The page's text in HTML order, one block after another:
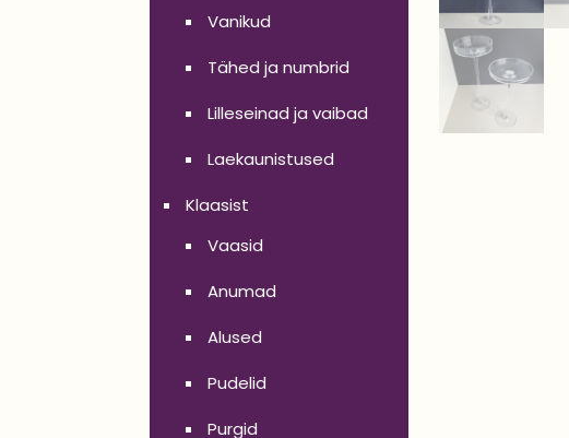
Vanikud
Tähed ja numbrid
Lilleseinad ja vaibad
Laekaunistused
Klaasist
Vaasid
Anumad
Alused
Pudelid
Purgid